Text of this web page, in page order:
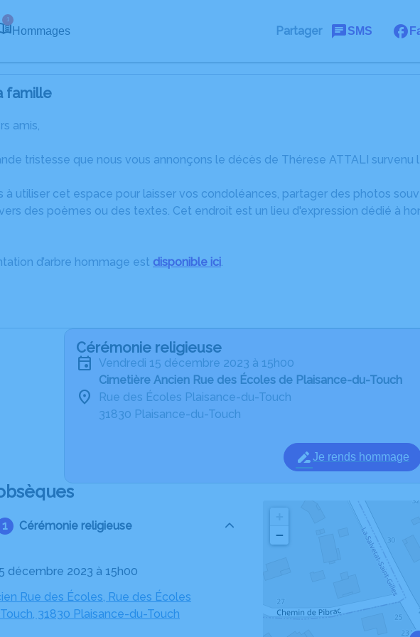
1
Hommages Partager SMS
famille
amis,
tristesse que nous vous annonçons le décès de Thérese ATTALI
à utiliser cet espace pour laisser vos condoléances, partager des photos
des poèmes ou des textes. Cet endroit est un lieu d'expression dédié à
d’arbre hommage est disponible ici.
Cérémonie religieuse
vendredi 15 décembre 2023 à 15h00
Cimetière Ancien Rue des Écoles de Plaisance-du-Touch
Rue des Écoles Plaisance-du-Touch
31830 Plaisance-du-Touch
Je rends hommage
Cérémonie religieuse
décembre 2023 à 15h00
Rue des Écoles, Rue des Écoles
31830 Plaisance-du-Touch
−